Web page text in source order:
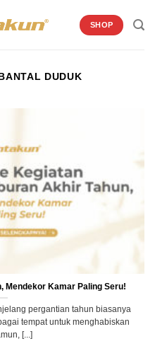
SHOP
DUDUK
Mendekor Kamar Paling Seru!
pergantian tahun biasanya
tempat untuk menghabiskan
[...]